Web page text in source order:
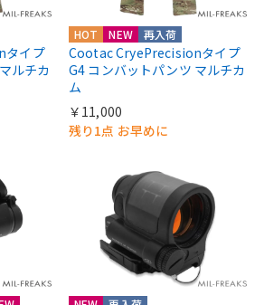
タイプ
ルチカ
HOT NEW 再入荷
Cootac CryePrecisionタイプ
G4 コンバットパンツ マルチカ
ム
￥11,000
残り1点 お早めに